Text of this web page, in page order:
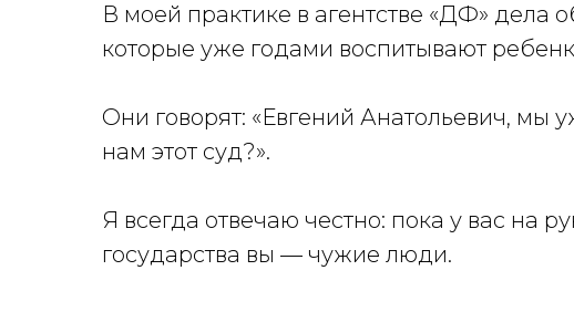
В моей практике в агентстве «ДФ»
которые уже годами воспитывают
Они говорят: «Евгений Анатольевич, мы
нам этот суд?».
Я всегда отвечаю честно: пока у вас на
государства вы — чужие люди.